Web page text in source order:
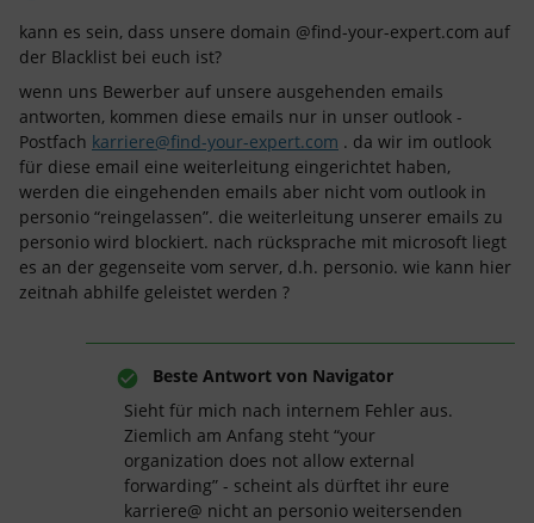
kann es sein, dass unsere domain @find-your-expert.com auf
der Blacklist bei euch ist?
wenn uns Bewerber auf unsere ausgehenden emails
antworten, kommen diese emails nur in unser outlook -
Postfach karriere@find-your-expert.com . da wir im outlook
für diese email eine weiterleitung eingerichtet haben,
werden die eingehenden emails aber nicht vom outlook in
personio “reingelassen”. die weiterleitung unserer emails zu
personio wird blockiert. nach rücksprache mit microsoft liegt
es an der gegenseite vom server, d.h. personio. wie kann hier
zeitnah abhilfe geleistet werden ?
Beste Antwort von Navigator
Sieht für mich nach internem Fehler aus.
Ziemlich am Anfang steht “your
organization does not allow external
forwarding” - scheint als dürftet ihr eure
karriere@ nicht an personio weitersenden